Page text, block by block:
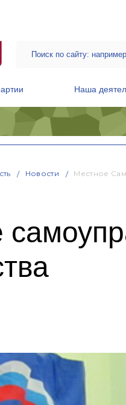
Наша
Новости Местное